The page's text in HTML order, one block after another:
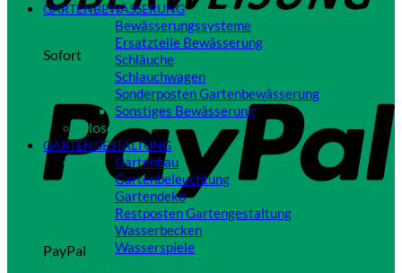
Sofort
PayPal
GARTENBEWÄSSERUNG
Bewässerungssysteme
Ersatzteile Bewässerung
Schläuche
Schlauchwagen
Sonderposten Gartenbewässerung
Sonstiges Bewässerung
Close
GARTENGESTALTUNG
Gartenbau
Gartenbeleuchtung
Gartendeko
Restposten Gartengestaltung
Wasserbecken
Wasserspiele